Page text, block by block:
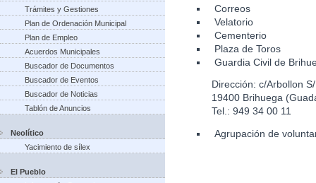
Trámites y Gestiones
Plan de Ordenación Municipal
Plan de Empleo
Acuerdos Municipales
Buscador de Documentos
Buscador de Eventos
Buscador de Noticias
Tablón de Anuncios
Neolítico
Yacimiento de sílex
El Pueblo
Correos
Velatorio
Cementerio
Plaza de Toros
Guardia Civil de
Dirección: c/Arbollon
19400 Brihuega
Tel.: 949 34 00 11
Agrupación de